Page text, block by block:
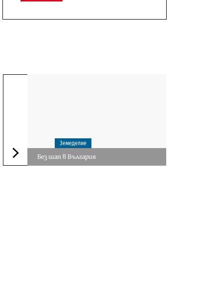
Следваща новина
Земеделие
Без шап в България